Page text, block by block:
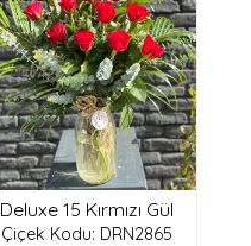
Deluxe 15 Kırmızı Gül
Çiçek Kodu: DRN2865